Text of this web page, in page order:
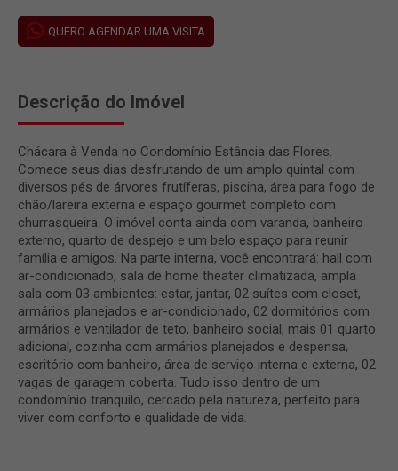
QUERO AGENDAR UMA VISITA
Descrição do Imóvel
Chácara à Venda no Condomínio Estância das Flores.
Comece seus dias desfrutando de um amplo quintal com
diversos pés de árvores frutíferas, piscina, área para fogo de
chão/lareira externa e espaço gourmet completo com
churrasqueira. O imóvel conta ainda com varanda, banheiro
externo, quarto de despejo e um belo espaço para reunir
família e amigos. Na parte interna, você encontrará: hall com
ar-condicionado, sala de home theater climatizada, ampla
sala com 03 ambientes: estar, jantar, 02 suítes com closet,
armários planejados e ar-condicionado, 02 dormitórios com
armários e ventilador de teto, banheiro social, mais 01 quarto
adicional, cozinha com armários planejados e despensa,
escritório com banheiro, área de serviço interna e externa, 02
vagas de garagem coberta. Tudo isso dentro de um
condomínio tranquilo, cercado pela natureza, perfeito para
viver com conforto e qualidade de vida.